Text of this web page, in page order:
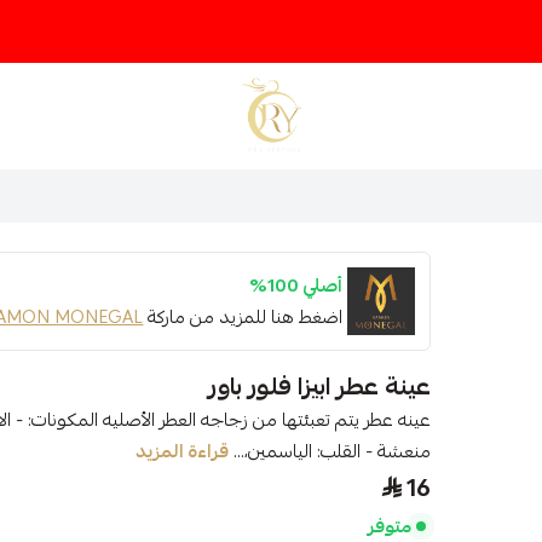
متجر عينات عطور أوري
أصلي 100%
اضغط هنا للمزيد من ماركةMONEGAL
عينة عطر ابيزا فلور باور
عينه عطر يتم تعبئتها من زجاجه العطر الأصليه المكونات: -
منعشة - القلب: الياسمين،...قراءة المزيد
16
متوفر